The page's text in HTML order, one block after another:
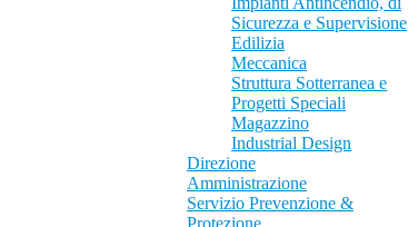
Sicurezza e Supervisione
Edilizia
Meccanica
Struttura Sotterranea e
Progetti Speciali
Magazzino
Industrial Design
Direzione
Amministrazione
Servizio Prevenzione &
Protezione